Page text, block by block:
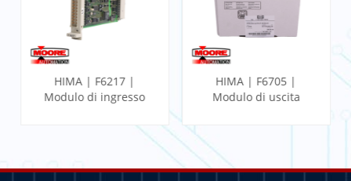
HIMA | F6217 |
Modulo di ingresso
HIMA | F6705 |
Modulo di uscita